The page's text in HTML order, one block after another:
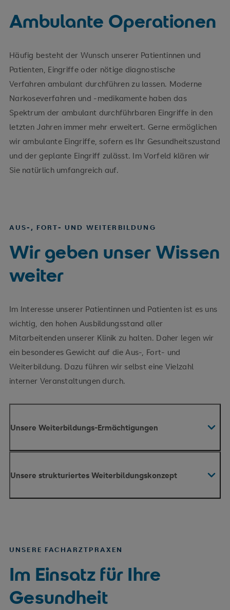
Ambulante Operationen
Häufig besteht der Wunsch unserer Patientinnen und
Patienten, Eingriffe oder nötige diagnostische
Verfahren ambulant durchführen zu lassen. Moderne
Narkoseverfahren und -medikamente haben das
Spektrum der ambulant durchführbaren Eingriffe in den
letzten Jahren immer mehr erweitert. Gerne ermöglichen
wir ambulante Eingriffe, sofern es Ihr Gesundheitszustand
und der geplante Eingriff zulässt. Im Vorfeld klären wir
Sie natürlich umfangreich auf.
AUS-, FORT- UND WEITERBILDUNG
Wir geben unser Wissen
weiter
Im Interesse unserer Patientinnen und Patienten ist es uns
wichtig, den hohen Ausbildungsstand aller
Mitarbeitenden unserer Klinik zu halten. Daher legen wir
ein besonderes Gewicht auf die Aus-, Fort- und
Weiterbildung. Dazu führen wir selbst eine Vielzahl
interner Veranstaltungen durch.
Unsere Weiterbildungs-Ermächtigungen
Anästhesie 60 Monate im Verbund mit den SRH
Unsere strukturiertes Weiterbildungskonzept
Weitbildungskonzept Klinik für Anästhesie
und Intensivmedizin
UNSERE FACHARZTPRAXEN
Im Einsatz für Ihre
Gesundheit